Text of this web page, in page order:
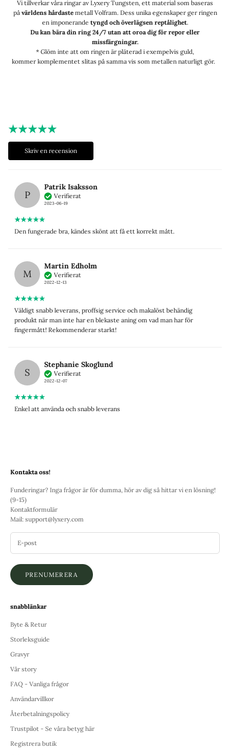
Vi tillverkar våra ringar av Lyxery Tungsten, ett material som baseras
på världens hårdastemetall Volfram. Dess unika egenskaper ger ringen
en imponerande tyngd och överlägsen reptålighet.
Du kan bära din ring 24/7 utan att oroa dig för repor eller
missfärgningar.
* Glöm inte att om ringen är pläterad i exempelvis guld,
kommer komplementet slitas på samma vis som metallen naturligt gör.
Skriv en recension
P
Patrik Isaksson
Verifierat
2023-06-19
Den fungerade bra, kändes skönt att få ett korrekt mått.
M
Martin Edholm
Verifierat
2022-12-13
Väldigt snabb leverans, proffsig service och makalöst behändig
produkt när man inte har en blekaste aning om vad man har för
fingermått! Rekommenderar starkt!
S
Stephanie Skoglund
Verifierat
2022-12-07
Enkel att använda och snabb leverans
Kontakta oss!
Funderingar? Inga frågor är för dumma, hör av dig så hittar vi en lösning!
(9-15)
Kontaktformulär
Mail: support@lyxery.com
PRENUMERERA
snabblänkar
Byte & Retur
Storleksguide
Gravyr
Vår story
FAQ - Vanliga frågor
Användarvillkor
Återbetalningspolicy
Trustpilot - Se våra betyg här
Registrera butik